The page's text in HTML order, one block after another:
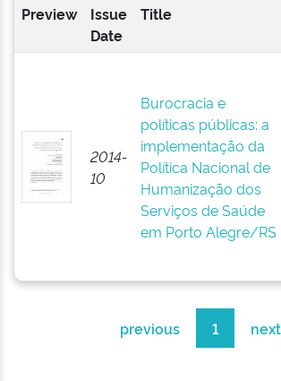
Preview
Issue
Date
Title
2014-
10
Burocracia e
políticas públicas: a
implementação da
Política Nacional de
Humanização dos
Serviços de Saúde
em Porto Alegre/RS
previous 1 next